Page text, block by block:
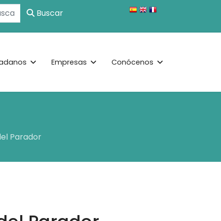
Buscar
Empresas Conócenos
Parador